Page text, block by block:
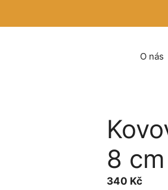
O nás
8 cm
340 Kč